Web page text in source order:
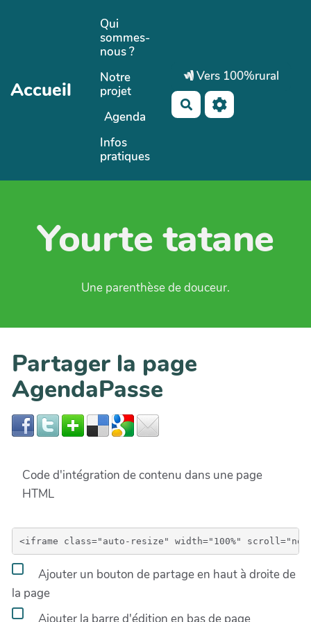
Aller au contenu principal
Accueil
Qui
sommes-
nous ?
Notre
projet
Agenda
Infos
pratiques
Vers 100%rural
Rechercher
Yourte tatane
Une parenthèse de douceur.
Partager la page
AgendaPasse
Code d'intégration de contenu dans une page
HTML
Ajouter un bouton de partage en haut à droite de
la page
Ajouter la barre d'édition en bas de page